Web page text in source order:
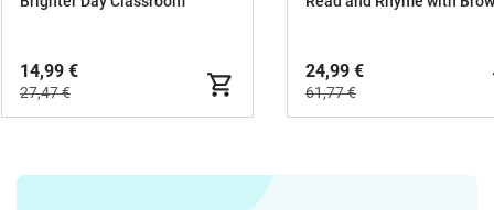
14,99 €
27,47 €
24,99 €
61,77 €